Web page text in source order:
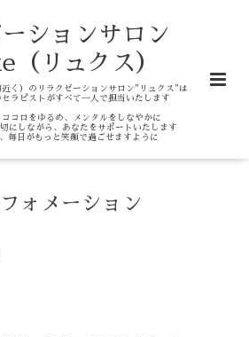
ーションサロン
（リュクス）
く）のリラクゼーションサロン"リュクス"は
ラピストがすべて一人で担当いたします
コロをゆるめ、メンタルをしなやかに
にしながら、あなたをサポートいたします
毎日がもっと笑顔で過ごせますように
ォメーション